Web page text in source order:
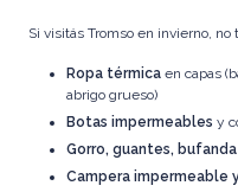
Si visitás Tromso en invierno,
Ropa térmica en capas
abrigo grueso)
Botas impermeables y
Gorro, guantes, bufanda
Campera impermeable